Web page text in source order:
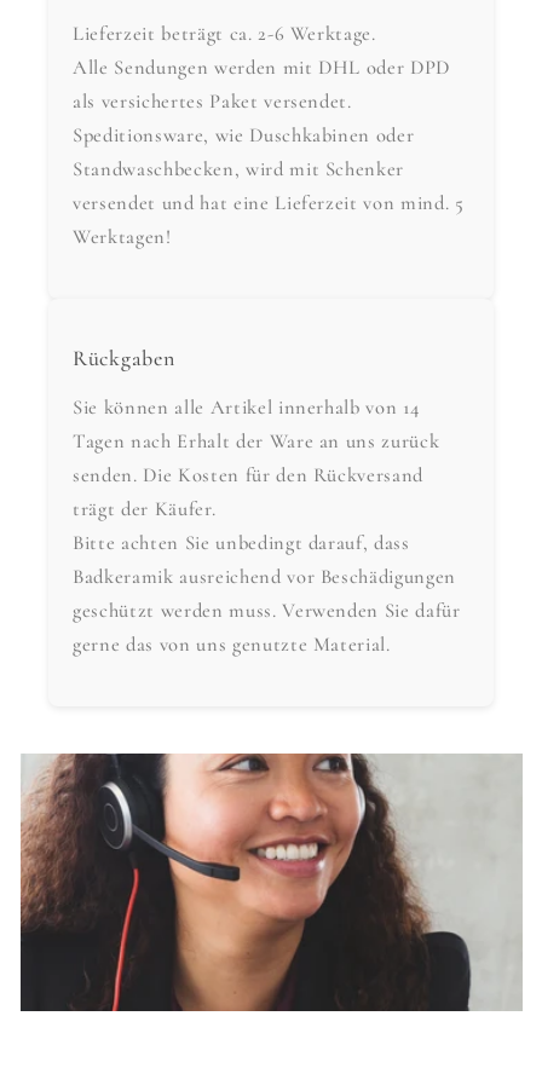
Lieferzeit beträgt ca. 2-6 Werktage.
Alle Sendungen werden mit DHL oder DPD
als versichertes Paket versendet.
Speditionsware, wie Duschkabinen oder
Standwaschbecken, wird mit Schenker
versendet und hat eine Lieferzeit von mind. 5
Werktagen!
Rückgaben
Sie können alle Artikel innerhalb von 14
Tagen nach Erhalt der Ware an uns zurück
senden. Die Kosten für den Rückversand
trägt der Käufer.
Bitte achten Sie unbedingt darauf, dass
Badkeramik ausreichend vor Beschädigungen
geschützt werden muss. Verwenden Sie dafür
gerne das von uns genutzte Material.